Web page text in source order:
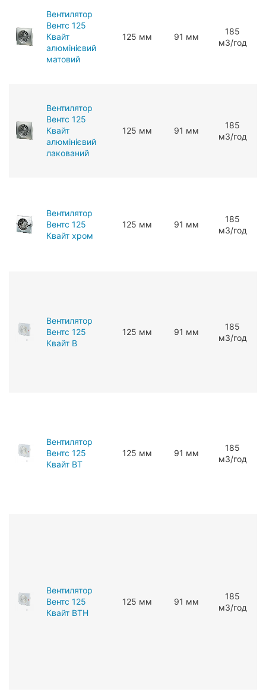
Вентилятор
Вентс 125
Квайт
алюмінієвий
матовий
125 мм 91 мм
185
мЗ/год
Вентилятор
Вентс 125
Квайт
алюмінієвий
лакований
125 мм 91 мм
185
мЗ/год
Вентилятор
Вентс 125
Квайт хром
125 мм 91 мм
185
мЗ/год
Вентилятор
Вентс 125
Квайт В
125 мм 91 мм
185
мЗ/год
Вентилятор
Вентс 125
Квайт ВТ
125 мм 91 мм
185
мЗ/год
Вентилятор
Вентс 125
Квайт ВТH
125 мм 91 мм
185
мЗ/год